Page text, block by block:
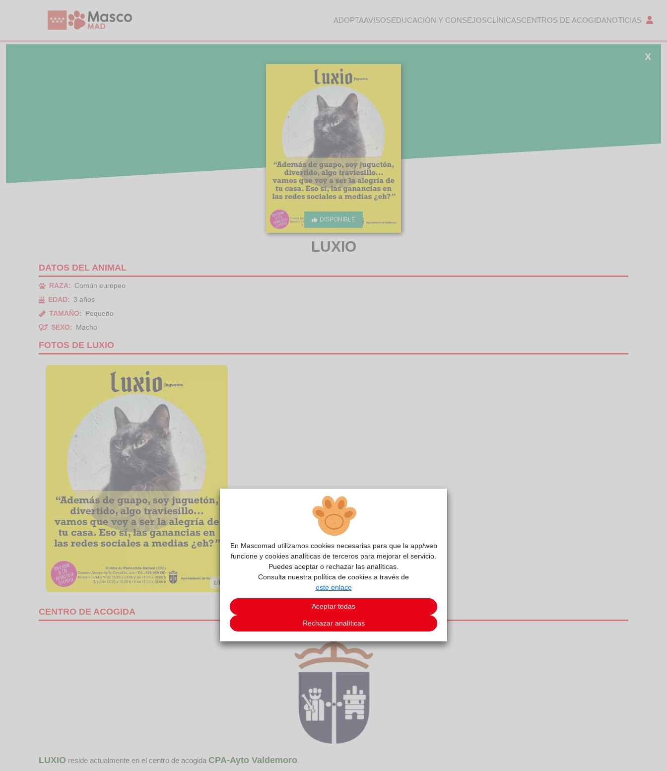
ADOPTAAVISOSEDUCACIÓN Y CONSEJOSCLÍNICASCENTROS DE ACOGIDANOTICIAS
DISPONIBLE
X
LUXIO
DATOS DEL ANIMAL
RAZA:
Común europeo
EDAD:
3 años
TAMAÑO:
Pequeño
SEXO:
Macho
FOTOS DE LUXIO
1/1
CENTRO DE ACOGIDA
LUXIO reside actualmente en el centro de acogida CPA-Ayto Valdemoro.
En Mascomad utilizamos cookies necesarias para que la app/web
funcione y cookies analíticas de terceros para mejorar el servicio.
Puedes aceptar o rechazar las analíticas.
Consulta nuestra política de cookies a través de
este enlace
Aceptar todas
Rechazar analíticas